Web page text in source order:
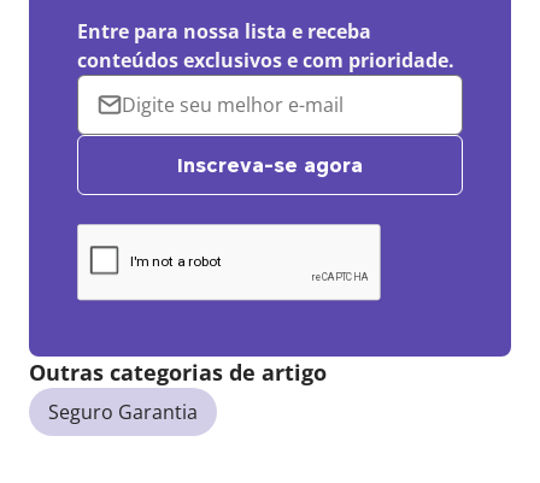
Entre para nossa lista e receba
conteúdos exclusivos e com prioridade.
Inscreva-se agora
Outras categorias de artigo
Seguro Garantia